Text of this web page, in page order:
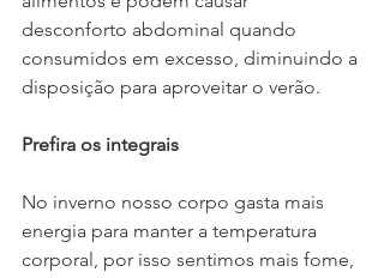
desconforto abdominal quando
consumidos em excesso, diminuindo a
disposição para aproveitar o verão.
Prefira os integrais
No inverno nosso corpo gasta mais
energia para manter a temperatura
corporal, por isso sentimos mais fome,